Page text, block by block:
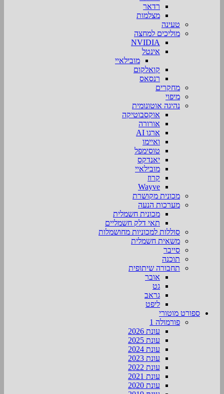
רדאר
מצלמות
טעינה
מוליכים למחצה
NVIDIA
אינטל
מובילאיי
קואלקום
רנסאס
מחקרים
מיפוי
נהיגה אוטונומית
אוקסבוטיקה
אורורה
ארגו AI
ואיימו
טוסימפל
יאנדקס
מובילאיי
קרוז
Wayve
מכונית מקושרת
מערכות הנעה
מכונית חשמלית
תאי דלק חשמליים
סוללות למכוניות מחושמלות
משאית חשמלית
סייבר
תוכנה
תחבורה שיתופית
אובר
גט
גראב
ליפט
ספורט מוטורי
פורמולה 1
עונת 2026
עונת 2025
עונת 2024
עונת 2023
עונת 2022
עונת 2021
עונת 2020